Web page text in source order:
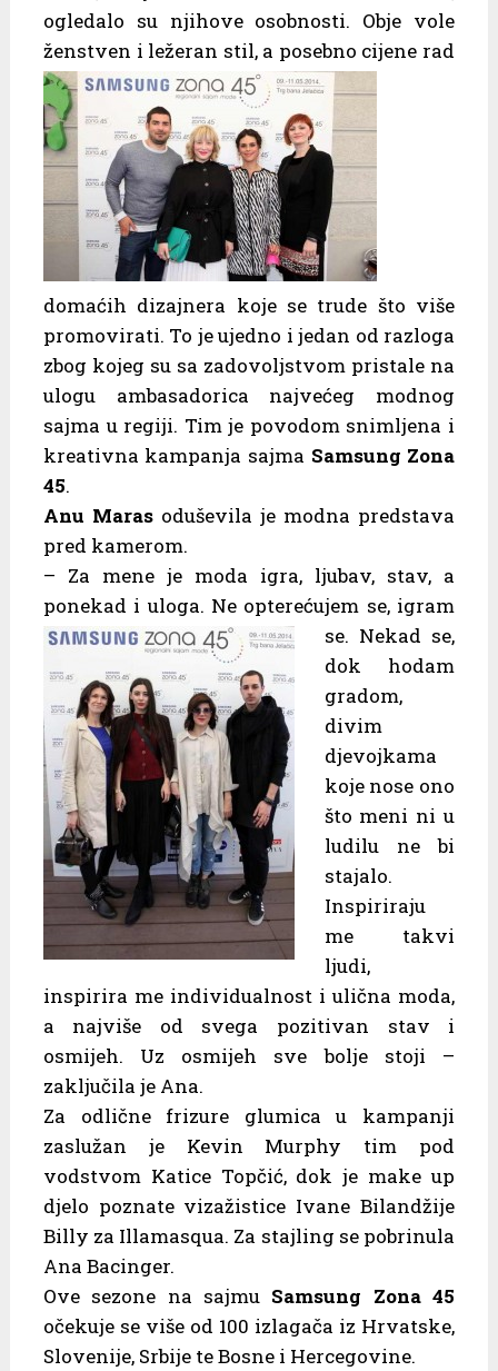
ogledalo su njihove osobnosti. Obje vole
ženstven i ležeran stil, a posebno cijene rad
domaćih dizajnera koje se trude što više
promovirati. To je ujedno i jedan od razloga
zbog kojeg su sa zadovoljstvom pristale na
ulogu ambasadorica najvećeg modnog
sajma u regiji. Tim je povodom snimljena i
kreativna kampanja sajma Samsung Zona
45.
Anu Marasoduševila je modna predstava
pred kamerom.
– Za mene je moda igra, ljubav, stav, a
ponekad i uloga. Ne opterećujem se, igram
se. Nekad se,
dok hodam
gradom,
divim
djevojkama
koje nose ono
što meni ni u
ludilu ne bi
stajalo.
Inspiriraju
me takvi
ljudi,
inspirira me individualnost i ulična moda,
a najviše od svega pozitivan stav i
osmijeh. Uz osmijeh sve bolje stoji –
zaključila je Ana.
Za odlične frizure glumica u kampanji
zaslužan je Kevin Murphy tim pod
vodstvom Katice Topčić, dok je make up
djelo poznate vizažistice Ivane Bilandžije
Billy za Illamasqua. Za stajling se pobrinula
Ana Bacinger.
Ove sezone na sajmu Samsung Zona 45
očekuje se više od 100 izlagača iz Hrvatske,
Slovenije, Srbije te Bosne i Hercegovine.